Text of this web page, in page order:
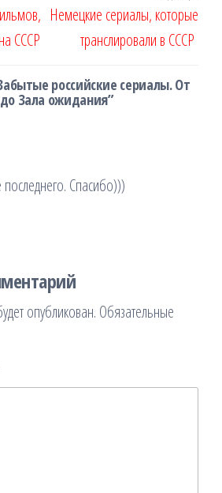
СССР
Немецкие сериалы, которые
транслировали в СССР
российские сериалы. От
Зала ожидания”
Спасибо)))
опубликован. Обязательные